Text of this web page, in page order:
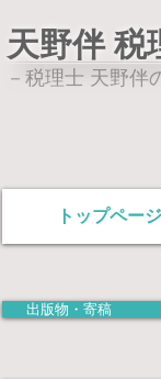
－税理士 天野伴
天野伴 税
トップページ
出版物・寄稿